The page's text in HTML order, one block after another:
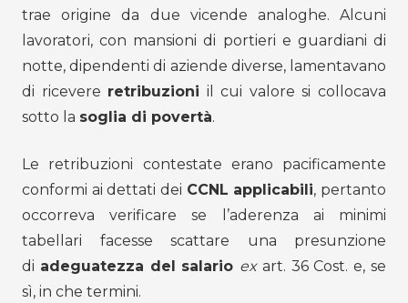
trae origine da due vicende analoghe. Alcuni
lavoratori, con mansioni di portieri e guardiani di
notte, dipendenti di aziende diverse, lamentavano
di ricevere retribuzioni il cui valore si collocava
sotto la soglia di povertà.
Le retribuzioni contestate erano pacificamente
conformi ai dettati dei CCNL applicabili, pertanto
occorreva verificare se l’aderenza ai minimi
tabellari facesse scattare una presunzione
di adeguatezza del salario exart. 36 Cost. e, se
sì, in che termini.